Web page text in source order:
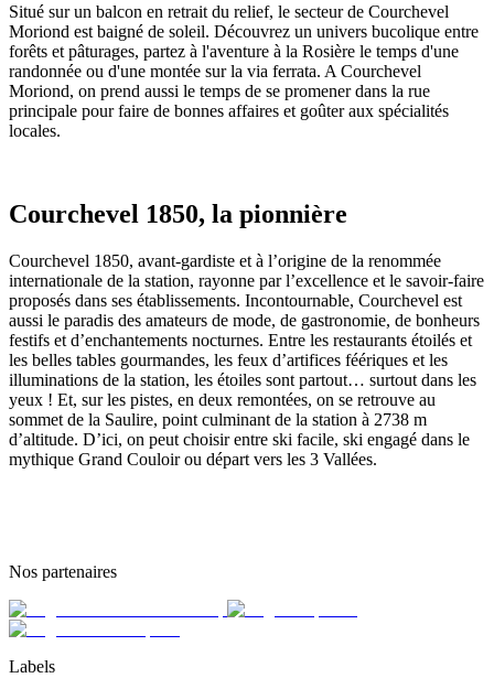
Situé sur un balcon en retrait du relief, le secteur de Courchevel
Moriond est baigné de soleil. Découvrez un univers bucolique entre
forêts et pâturages, partez à l'aventure à la Rosière le temps d'une
randonnée ou d'une montée sur la via ferrata. A Courchevel
Moriond, on prend aussi le temps de se promener dans la rue
principale pour faire de bonnes affaires et goûter aux spécialités
locales.
Courchevel 1850, la pionnière
Courchevel 1850, avant-gardiste et à l’origine de la renommée
internationale de la station, rayonne par l’excellence et le savoir-faire
proposés dans ses établissements. Incontournable, Courchevel est
aussi le paradis des amateurs de mode, de gastronomie, de bonheurs
festifs et d’enchantements nocturnes. Entre les restaurants étoilés et
les belles tables gourmandes, les feux d’artifices féériques et les
illuminations de la station, les étoiles sont partout… surtout dans les
yeux ! Et, sur les pistes, en deux remontées, on se retrouve au
sommet de la Saulire, point culminant de la station à 2738 m
d’altitude. D’ici, on peut choisir entre ski facile, ski engagé dans le
mythique Grand Couloir ou départ vers les 3 Vallées.
Nos partenaires
Labels